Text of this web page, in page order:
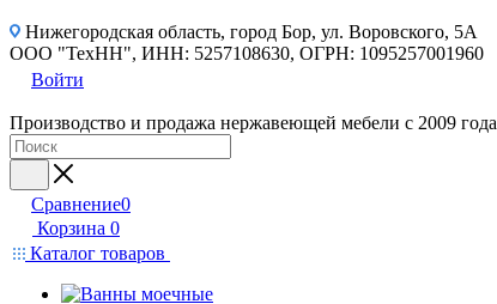
Нижегородская область, город Бор, ул. Воровского, 5А
ООО "ТехНН", ИНН: 5257108630, ОГРН: 1095257001960
Войти
Производство и продажа нержавеющей мебели с 2009 года
Сравнение0
Корзина 0
Каталог товаров